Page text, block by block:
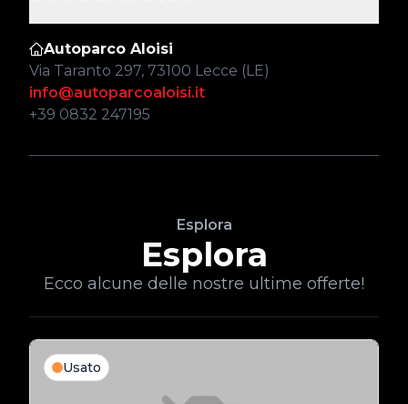
Autoparco Aloisi
Via Taranto 297, 73100 Lecce (LE)
info@autoparcoaloisi.it
+39 0832 247195
Esplora
Esplora
Ecco alcune delle nostre ultime offerte!
Usato